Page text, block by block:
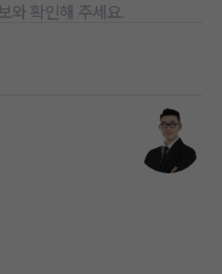
와 확인해 주세요.